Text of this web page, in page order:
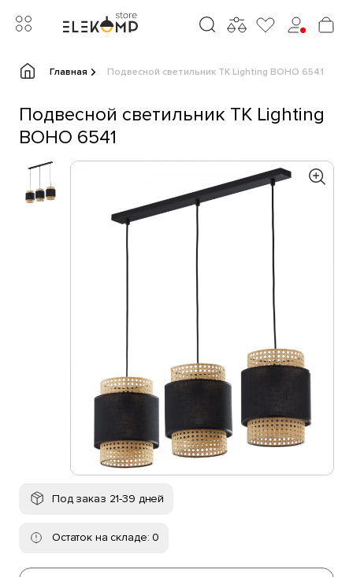
Главная Подвесной светильник TK Lighting BOHO 6541
Подвесной светильник TK Lighting
BOHO 6541
Под заказ 21-39 дней
Остаток на складе: 0